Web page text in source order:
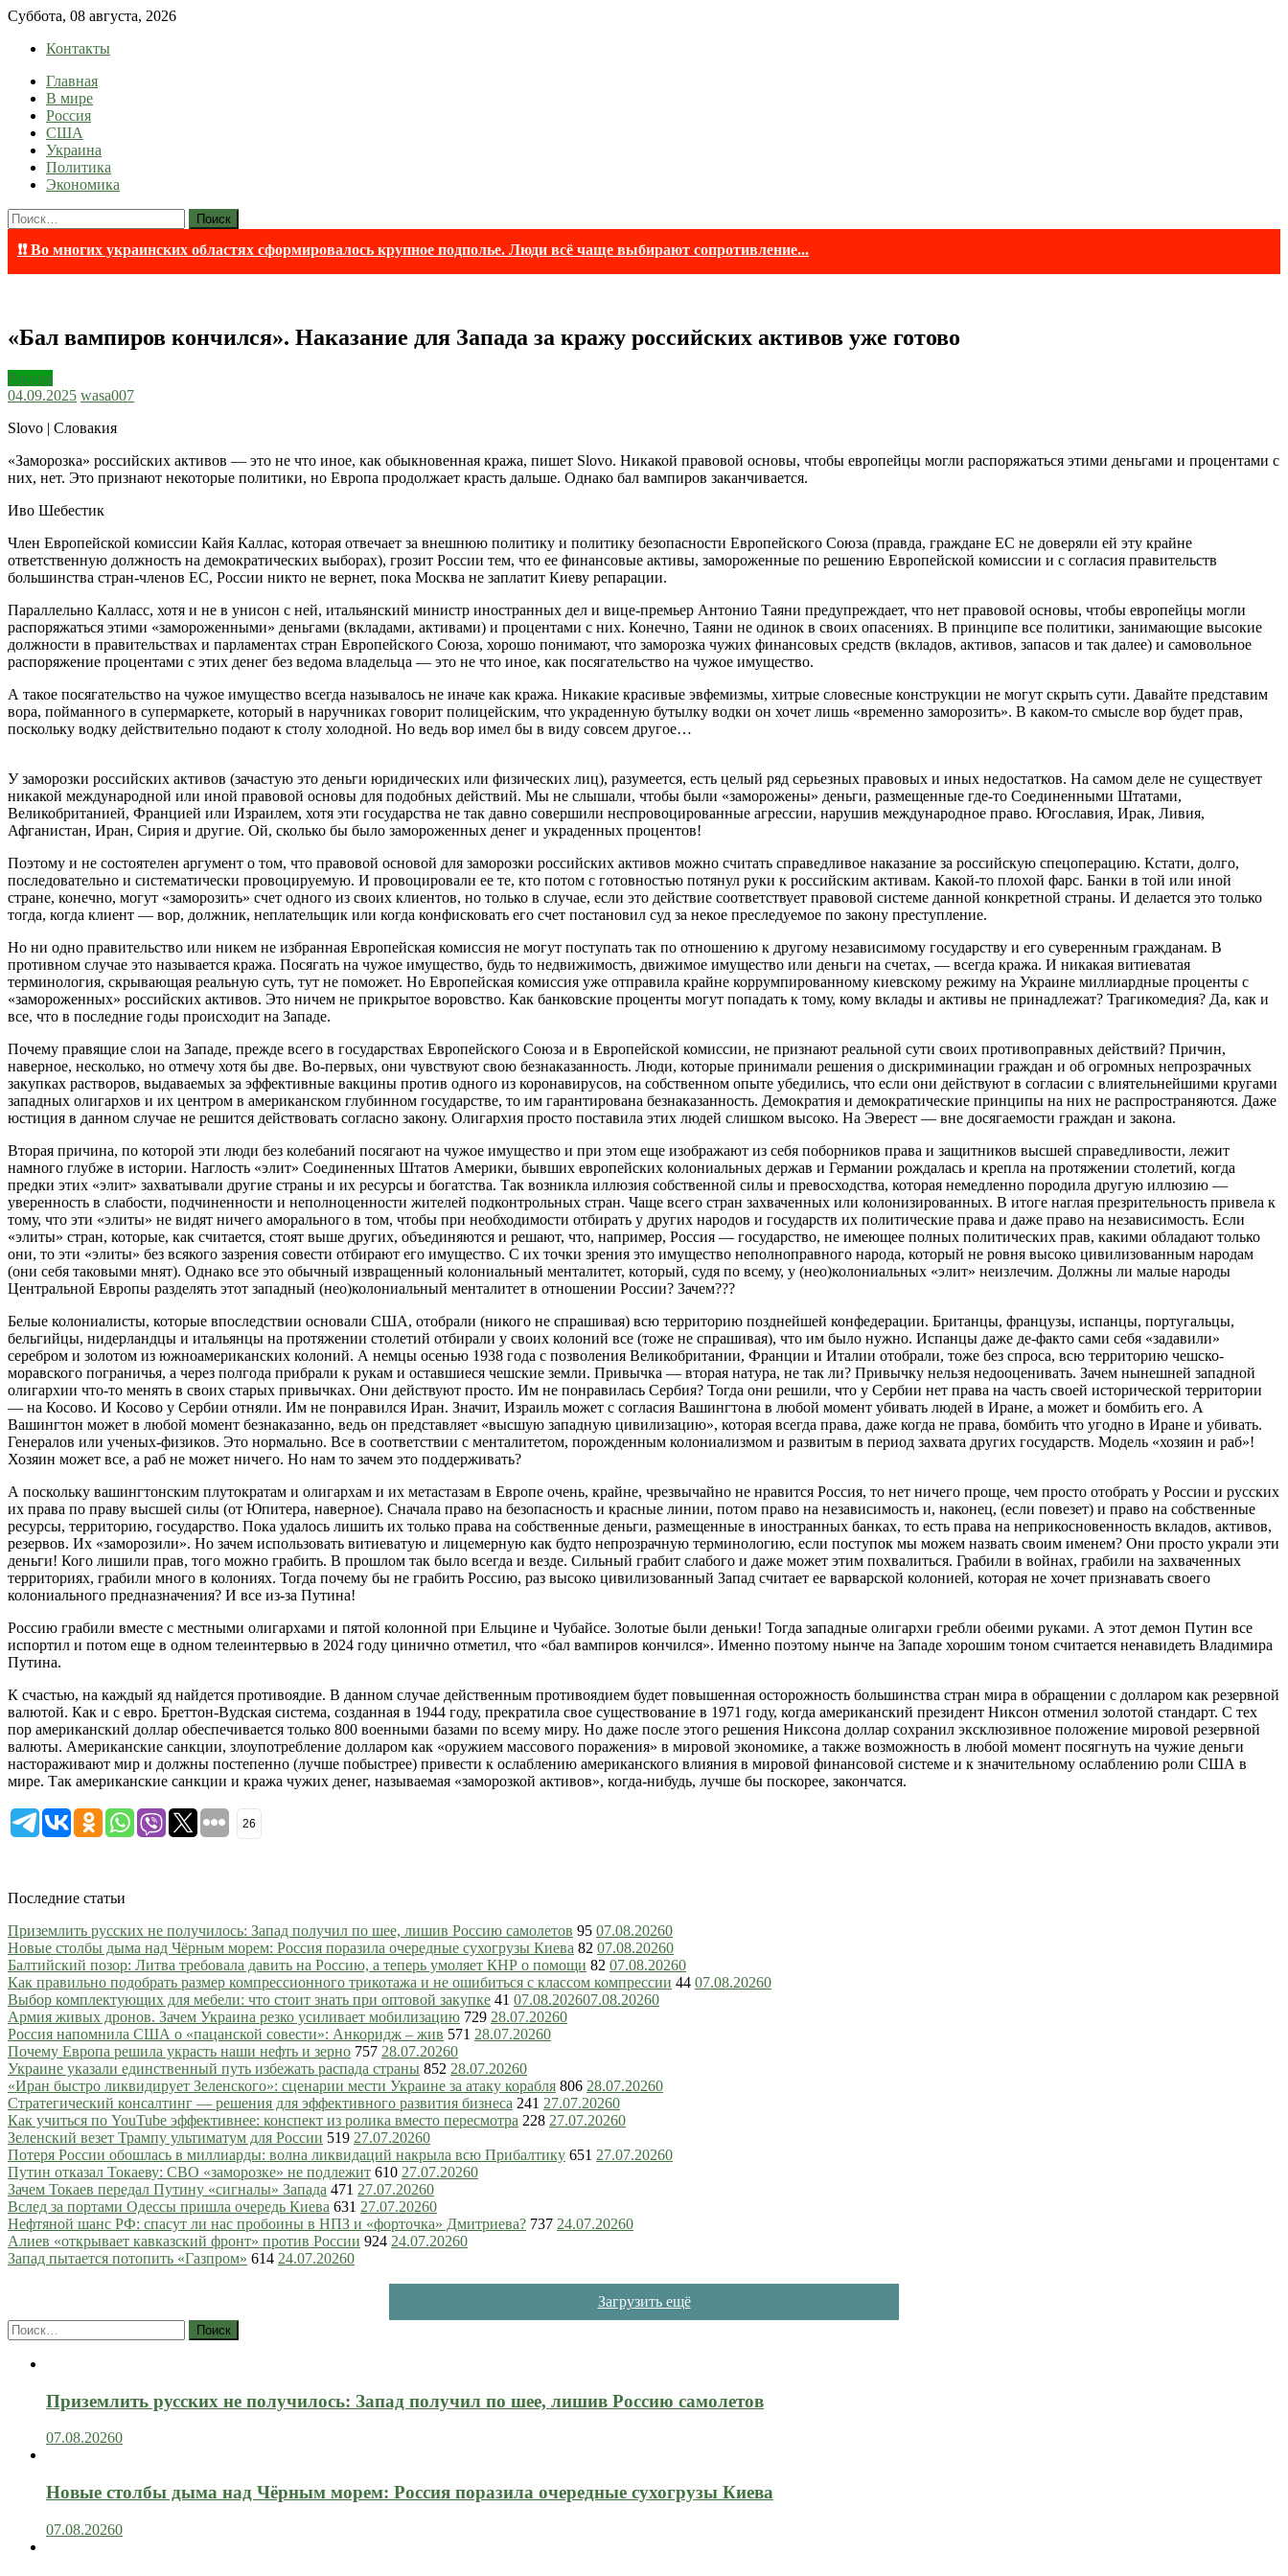
Skip
content
Суббота, 08 августа, 2026
Контакты
lentaruss
lentaruss — Новости
Главная
В мире
Россия
США
Украина
Политика
Экономика
Найти:
❗❗ Во многих украинских областях сформировалось крупное подполье. Люди всё чаще выбирают сопротивление...
«Бал вампиров кончился». Наказание для Запада за кражу российских активов уже готово
Россия
04.09.2025 wasa007
Slovo | Словакия
«Заморозка» российских активов — это не что иное, как обыкновенная кража, пишет Slovo. Никакой правовой основы, чтобы европейцы могли распоряжаться этими деньгами и процентами с
них, нет. Это признают некоторые политики, но Европа продолжает красть дальше. Однако бал вампиров заканчивается.
Иво Шебестик
Член Европейской комиссии Кайя Каллас, которая отвечает за внешнюю политику и политику безопасности Европейского Союза (правда, граждане ЕС не доверяли ей эту крайне
ответственную должность на демократических выборах), грозит России тем, что ее финансовые активы, замороженные по решению Европейской комиссии и с согласия правительств
большинства стран-членов ЕС, России никто не вернет, пока Москва не заплатит Киеву репарации.
Параллельно Калласс, хотя и не в унисон с ней, итальянский министр иностранных дел и вице-премьер Антонио Таяни предупреждает, что нет правовой основы, чтобы европейцы могли
распоряжаться этими «замороженными» деньгами (вкладами, активами) и процентами с них. Конечно, Таяни не одинок в своих опасениях. В принципе все политики, занимающие высокие
должности в правительствах и парламентах стран Европейского Союза, хорошо понимают, что заморозка чужих финансовых средств (вкладов, активов, запасов и так далее) и самовольное
распоряжение процентами с этих денег без ведома владельца — это не что иное, как посягательство на чужое имущество.
А такое посягательство на чужое имущество всегда называлось не иначе как кража. Никакие красивые эвфемизмы, хитрые словесные конструкции не могут скрыть сути. Давайте представим
вора, пойманного в супермаркете, который в наручниках говорит полицейским, что украденную бутылку водки он хочет лишь «временно заморозить». В каком-то смысле вор будет прав,
поскольку водку действительно подают к столу холодной. Но ведь вор имел бы в виду совсем другое…
У заморозки российских активов (зачастую это деньги юридических или физических лиц), разумеется, есть целый ряд серьезных правовых и иных недостатков. На самом деле не существует
никакой международной или иной правовой основы для подобных действий. Мы не слышали, чтобы были «заморожены» деньги, размещенные где-то Соединенными Штатами,
Великобританией, Францией или Израилем, хотя эти государства не так давно совершили неспровоцированные агрессии, нарушив международное право. Югославия, Ирак, Ливия,
Афганистан, Иран, Сирия и другие. Ой, сколько бы было замороженных денег и украденных процентов!
Поэтому и не состоятелен аргумент о том, что правовой основой для заморозки российских активов можно считать справедливое наказание за российскую спецоперацию. Кстати, долго,
последовательно и систематически провоцируемую. И провоцировали ее те, кто потом с готовностью потянул руки к российским активам. Какой-то плохой фарс. Банки в той или иной
стране, конечно, могут «заморозить» счет одного из своих клиентов, но только в случае, если это действие соответствует правовой системе данной конкретной страны. И делается это только
тогда, когда клиент — вор, должник, неплательщик или когда конфисковать его счет постановил суд за некое преследуемое по закону преступление.
Но ни одно правительство или никем не избранная Европейская комиссия не могут поступать так по отношению к другому независимому государству и его суверенным гражданам. В
противном случае это называется кража. Посягать на чужое имущество, будь то недвижимость, движимое имущество или деньги на счетах, — всегда кража. И никакая витиеватая
терминология, скрывающая реальную суть, тут не поможет. Но Европейская комиссия уже отправила крайне коррумпированному киевскому режиму на Украине миллиардные проценты с
«замороженных» российских активов. Это ничем не прикрытое воровство. Как банковские проценты могут попадать к тому, кому вклады и активы не принадлежат? Трагикомедия? Да, как и
все, что в последние годы происходит на Западе.
Почему правящие слои на Западе, прежде всего в государствах Европейского Союза и в Европейской комиссии, не признают реальной сути своих противоправных действий? Причин,
наверное, несколько, но отмечу хотя бы две. Во-первых, они чувствуют свою безнаказанность. Люди, которые принимали решения о дискриминации граждан и об огромных непрозрачных
закупках растворов, выдаваемых за эффективные вакцины против одного из коронавирусов, на собственном опыте убедились, что если они действуют в согласии с влиятельнейшими кругами
западных олигархов и их центром в американском глубинном государстве, то им гарантирована безнаказанность. Демократия и демократические принципы на них не распространяются. Даже
юстиция в данном случае не решится действовать согласно закону. Олигархия просто поставила этих людей слишком высоко. На Эверест — вне досягаемости граждан и закона.
Вторая причина, по которой эти люди без колебаний посягают на чужое имущество и при этом еще изображают из себя поборников права и защитников высшей справедливости, лежит
намного глубже в истории. Наглость «элит» Соединенных Штатов Америки, бывших европейских колониальных держав и Германии рождалась и крепла на протяжении столетий, когда
предки этих «элит» захватывали другие страны и их ресурсы и богатства. Так возникла иллюзия собственной силы и превосходства, которая немедленно породила другую иллюзию —
уверенность в слабости, подчиненности и неполноценности жителей подконтрольных стран. Чаще всего стран захваченных или колонизированных. В итоге наглая презрительность привела к
тому, что эти «элиты» не видят ничего аморального в том, чтобы при необходимости отбирать у других народов и государств их политические права и даже право на независимость. Если
«элиты» стран, которые, как считается, стоят выше других, объединяются и решают, что, например, Россия — государство, не имеющее полных политических прав, какими обладают только
они, то эти «элиты» без всякого зазрения совести отбирают его имущество. С их точки зрения это имущество неполноправного народа, который не ровня высоко цивилизованным народам
(они себя таковыми мнят). Однако все это обычный извращенный колониальный менталитет, который, судя по всему, у (нео)колониальных «элит» неизлечим. Должны ли малые народы
Центральной Европы разделять этот западный (нео)колониальный менталитет в отношении России? Зачем???
Белые колониалисты, которые впоследствии основали США, отобрали (никого не спрашивая) всю территорию позднейшей конфедерации. Британцы, французы, испанцы, португальцы,
бельгийцы, нидерландцы и итальянцы на протяжении столетий отбирали у своих колоний все (тоже не спрашивая), что им было нужно. Испанцы даже де-факто сами себя «задавили»
серебром и золотом из южноамериканских колоний. А немцы осенью 1938 года с позволения Великобритании, Франции и Италии отобрали, тоже без спроса, всю территорию чешско-
моравского пограничья, а через полгода прибрали к рукам и оставшиеся чешские земли. Привычка — вторая натура, не так ли? Привычку нельзя недооценивать. Зачем нынешней западной
олигархии что-то менять в своих старых привычках. Они действуют просто. Им не понравилась Сербия? Тогда они решили, что у Сербии нет права на часть своей исторической территории
— на Косово. И Косово у Сербии отняли. Им не понравился Иран. Значит, Израиль может с согласия Вашингтона в любой момент убивать людей в Иране, а может и бомбить его. А
Вашингтон может в любой момент безнаказанно, ведь он представляет «высшую западную цивилизацию», которая всегда права, даже когда не права, бомбить что угодно в Иране и убивать.
Генералов или ученых-физиков. Это нормально. Все в соответствии с менталитетом, порожденным колониализмом и развитым в период захвата других государств. Модель «хозяин и раб»!
Хозяин может все, а раб не может ничего. Но нам то зачем это поддерживать?
А поскольку вашингтонским плутократам и олигархам и их метастазам в Европе очень, крайне, чрезвычайно не нравится Россия, то нет ничего проще, чем просто отобрать у России и русских
их права по праву высшей силы (от Юпитера, наверное). Сначала право на безопасность и красные линии, потом право на независимость и, наконец, (если повезет) и право на собственные
ресурсы, территорию, государство. Пока удалось лишить их только права на собственные деньги, размещенные в иностранных банках, то есть права на неприкосновенность вкладов, активов,
резервов. Их «заморозили». Но зачем использовать витиеватую и лицемерную как будто непрозрачную терминологию, если поступок мы можем назвать своим именем? Они просто украли эти
деньги! Кого лишили прав, того можно грабить. В прошлом так было всегда и везде. Сильный грабит слабого и даже может этим похвалиться. Грабили в войнах, грабили на захваченных
территориях, грабили много в колониях. Тогда почему бы не грабить Россию, раз высоко цивилизованный Запад считает ее варварской колонией, которая не хочет признавать своего
колониального предназначения? И все из-за Путина!
Россию грабили вместе с местными олигархами и пятой колонной при Ельцине и Чубайсе. Золотые были деньки! Тогда западные олигархи гребли обеими руками. А этот демон Путин все
испортил и потом еще в одном телеинтервью в 2024 году цинично отметил, что «бал вампиров кончился». Именно поэтому нынче на Западе хорошим тоном считается ненавидеть Владимира
Путина.
К счастью, на каждый яд найдется противоядие. В данном случае действенным противоядием будет повышенная осторожность большинства стран мира в обращении с долларом как резервной
валютой. Как и с евро. Бреттон-Вудская система, созданная в 1944 году, прекратила свое существование в 1971 году, когда американский президент Никсон отменил золотой стандарт. С тех
пор американский доллар обеспечивается только 800 военными базами по всему миру. Но даже после этого решения Никсона доллар сохранил эксклюзивное положение мировой резервной
валюты. Американские санкции, злоупотребление долларом как «оружием массового поражения» в мировой экономике, а также возможность в любой момент посягнуть на чужие деньги
настораживают мир и должны постепенно (лучше побыстрее) привести к ослаблению американского влияния в мировой финансовой системе и к значительному ослаблению роли США в
мире. Так американские санкции и кража чужих денег, называемая «заморозкой активов», когда-нибудь, лучше бы поскорее, закончатся.
26
Последние статьи
Приземлить русских не получилось: Запад получил по шее, лишив Россию самолетов 95 07.08.20260
Новые столбы дыма над Чёрным морем: Россия поразила очередные сухогрузы Киева 82 07.08.20260
Балтийский позор: Литва требовала давить на Россию, а теперь умоляет КНР о помощи 82 07.08.20260
Как правильно подобрать размер компрессионного трикотажа и не ошибиться с классом компрессии 44 07.08.20260
Выбор комплектующих для мебели: что стоит знать при оптовой закупке 41 07.08.202607.08.20260
Армия живых дронов. Зачем Украина резко усиливает мобилизацию 729 28.07.20260
Россия напомнила США о «пацанской совести»: Анкоридж – жив 571 28.07.20260
Почему Европа решила украсть наши нефть и зерно 757 28.07.20260
Украине указали единственный путь избежать распада страны 852 28.07.20260
«Иран быстро ликвидирует Зеленского»: сценарии мести Украине за атаку корабля 806 28.07.20260
Стратегический консалтинг — решения для эффективного развития бизнеса 241 27.07.20260
Как учиться по YouTube эффективнее: конспект из ролика вместо пересмотра 228 27.07.20260
Зеленский везет Трампу ультиматум для России 519 27.07.20260
Потеря России обошлась в миллиарды: волна ликвидаций накрыла всю Прибалтику 651 27.07.20260
Путин отказал Токаеву: СВО «заморозке» не подлежит 610 27.07.20260
Зачем Токаев передал Путину «сигналы» Запада 471 27.07.20260
Вслед за портами Одессы пришла очередь Киева 631 27.07.20260
Нефтяной шанс РФ: спасут ли нас пробоины в НПЗ и «форточка» Дмитриева? 737 24.07.20260
Алиев «открывает кавказский фронт» против России 924 24.07.20260
Запад пытается потопить «Газпром» 614 24.07.20260
Загрузить ещё
Найти:
Приземлить русских не получилось: Запад получил по шее, лишив Россию самолетов
07.08.20260
Новые столбы дыма над Чёрным морем: Россия поразила очередные сухогрузы Киева
07.08.20260